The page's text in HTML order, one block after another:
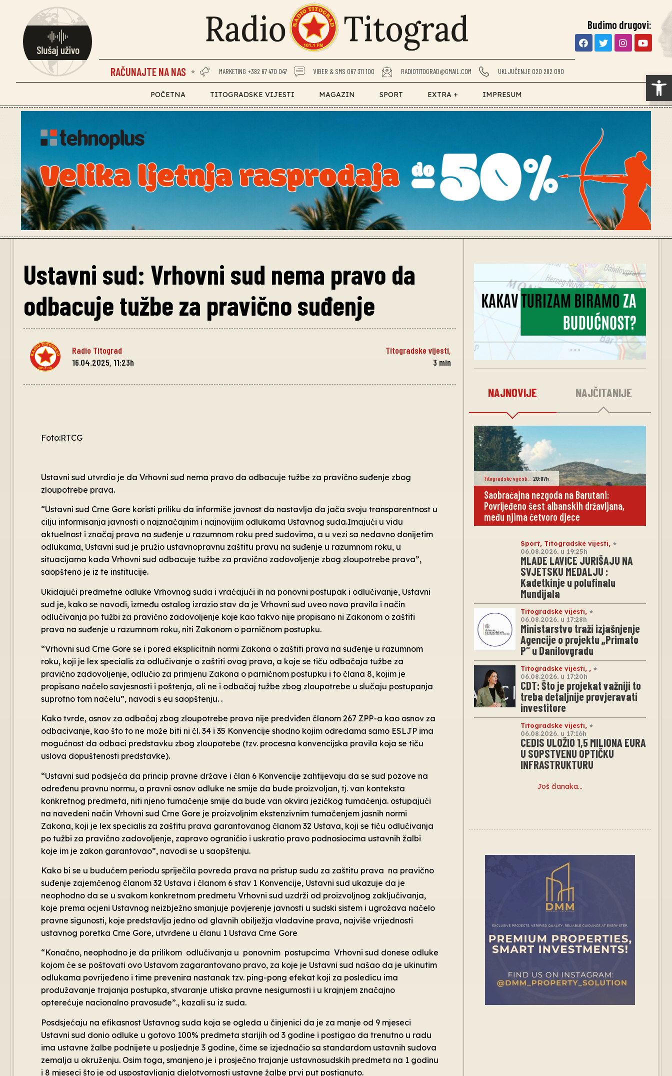
RAČUNAJTE NA NAS MARKETING +382 67 470 047 VIBER & SMS 067 311 100 RADIOTITOGRAD@GMAIL.COM UKLJUČENJE 020 282 090
Budimo drugovi:
POČETNA TITOGRADSKE VIJESTI MAGAZIN SPORT EXTRA + IMPRESUM
Ustavni sud: Vrhovni sud nema pravo da
odbacuje tužbe za pravično suđenje
Radio Titograd Titogradske vijesti,
16.04.2025, 11:23h
3 min
Foto:RTCG
Ustavni sud utvrdio je da Vrhovni sud nema pravo da odbacuje tužbe za pravično suđenje zbog
zloupotrebe prava.
“Ustavni sud Crne Gore koristi priliku da informiše javnost da nastavlja da jača svoju transparentnost u
cilju informisanja javnosti o najznačajnim i najnovijim odlukama Ustavnog suda.Imajući u vidu
aktuelnost i značaj prava na suđenje u razumnom roku pred sudovima, a u vezi sa nedavno donijetim
odlukama, Ustavni sud je pružio ustavnopravnu zaštitu pravu na suđenje u razumnom roku, u
situacijama kada Vrhovni sud odbacuje tužbe za pravično zadovoljenje zbog zloupotrebe prava”,
saopšteno je iz te institucije.
Ukidajući predmetne odluke Vrhovnog suda i vraćajući ih na ponovni postupak i odlučivanje, Ustavni
sud je, kako se navodi, između ostalog izrazio stav da je Vrhovni sud uveo nova pravila i način
odlučivanja po tužbi za pravično zadovoljenje koje kao takvo nije propisano ni Zakonom o zaštiti
prava na suđenje u razumnom roku, niti Zakonom o parničnom postupku.
“Vrhovni sud Crne Gore se i pored eksplicitnih normi Zakona o zaštiti prava na suđenje u razumnom
roku, koji je lex specialis za odlučivanje o zaštiti ovog prava, a koje se tiču odbačaja tužbe za
pravično zadovoljenje, odlučio za primjenu Zakona o parničnom postupku i to člana 8, kojim je
propisano načelo savjesnosti i poštenja, ali ne i odbačaj tužbe zbog zloupotrebe u slučaju postupanja
suprotno tom načelu”, navodi s eu saopštenju. .
Kako tvrde, osnov za odbačaj zbog zloupotrebe prava nije predviđen članom 267 ZPP-a kao osnov za
odbacivanje, kao što to ne može biti ni čl. 34 i 35 Konvencije shodno kojim odredama samo ESLJP ima
mogućnost da odbaci predstavku zbog zloupotebe (tzv. procesna konvencijska pravila koja se tiču
uslova dopuštenosti predstavke).
“Ustavni sud podsjeća da princip pravne države i član 6 Konvencije zahtijevaju da se sud pozove na
određenu pravnu normu, a pravni osnov odluke ne smije da bude proizvoljan, tj. van konteksta
konkretnog predmeta, niti njeno tumačenje smije da bude van okvira jezičkog tumačenja. ostupajući
na navedeni način Vrhovni sud Crne Gore je proizvoljnim ekstenzivnim tumačenjem jasnih normi
Zakona, koji je lex specialis za zaštitu prava garantovanog članom 32 Ustava, koji se tiču odlučivanja
po tužbi za pravično zadovoljenje, zapravo ograničio i uskratio pravo podnosiocima ustavnih žalbi
koje im je zakon garantovao”, navodi se u saopštenju.
Kako bi se u budućem periodu spriječila povreda prava na pristup sudu za zaštitu prava na pravično
suđenje zajemčenog članom 32 Ustava i članom 6 stav 1 Konvencije, Ustavni sud ukazuje da je
neophodno da se u svakom konkretnom predmetu Vrhovni sud uzdrži od proizvoljnog zaključivanja,
koje prema ocjeni Ustavnog neizbježno smanjuje povjerenje javnosti u sudski sistem i ugrožava načelo
pravne sigunosti, koje predstavlja jedno od glavnih obilježja vladavine prava, najviše vrijednosti
ustavnog poretka Crne Gore, utvrđene u članu 1 Ustava Crne Gore
“Konačno, neophodno je da prilikom odlučivanja u ponovnim postupcima Vrhovni sud donese odluke
kojom će se poštovati ovo Ustavom zagarantovano pravo, za koje je Ustavni sud našao da je ukinutim
odlukama povrijeđeno i time prevenira nastanak tzv. ping-pong efekat koji za posledicu ima
produžavanje trajanja postupka, stvaranje utiska pravne nesigurnosti i u krajnjem značajno
opterećuje nacionalno pravosuđe”., kazali su iz suda.
Posdsjećaju na efikasnost Ustavnog suda koja se ogleda u činjenici da je za manje od 9 mjeseci
Ustavni sud donio odluke u gotovo 100% predmeta starijih od 3 godine i postigao da trenutno u radu
ima ustavne žalbe podnijete u posljednje 3 godine, čime se izjednačio sa standardom ustavnih sudova
zemalja u okruženju. Osim toga, smanjeno je i prosječno trajanje ustavnosudskih predmeta na 1 godinu
i 8 mjeseci što je od uspostavljanja djelotvornosti ustavne žalbe prvi put postignuto.
NAJNOVIJE NAJČITANIJE
Titogradske vijesti,, 20:07h
Saobraćajna nezgoda na Barutani:
Povrijeđeno šest albanskih državljana,
među njima četvoro djece
Sport, Titogradske vijesti,
06.08.2026. u 19:25h
MLADE LAVICE JURIŠAJU NA
SVJETSKU MEDALJU :
Kadetkinje u polufinalu
Mundijala
Titogradske vijesti,
06.08.2026. u 17:28h
Ministarstvo traži izjašnjenje
Agencije o projektu „Primato
P“ u Danilovgradu
Titogradske vijesti, ,
06.08.2026. u 17:20h
CDT: Što je projekat važniji to
treba detaljnije provjeravati
investitore
Titogradske vijesti,
06.08.2026. u 17:16h
CEDIS ULOŽIO 1,5 MILIONA EURA
U SOPSTVENU OPTIČKU
INFRASTRUKTURU
Još članaka…